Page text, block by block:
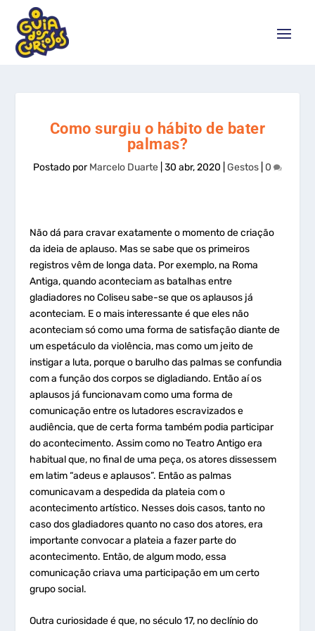
Como surgiu o hábito de bater
palmas?
Postado porMarcelo Duarte 30 abr, 2020 Gestos 0
Não dá para cravar exatamente o momento de criação
da ideia de aplauso. Mas se sabe que os primeiros
registros vêm de longa data. Por exemplo, na Roma
Antiga, quando aconteciam as batalhas entre
gladiadores no Coliseu sabe-se que os aplausos já
aconteciam. E o mais interessante é que eles não
aconteciam só como uma forma de satisfação diante de
um espetáculo da violência, mas como um jeito de
instigar a luta, porque o barulho das palmas se confundia
com a função dos corpos se digladiando. Então aí os
aplausos já funcionavam como uma forma de
comunicação entre os lutadores escravizados e
audiência, que de certa forma também podia participar
do acontecimento. Assim como no Teatro Antigo era
habitual que, no final de uma peça, os atores dissessem
em latim “adeus e aplausos”. Então as palmas
comunicavam a despedida da plateia com o
acontecimento artístico. Nesses dois casos, tanto no
caso dos gladiadores quanto no caso dos atores, era
importante convocar a plateia a fazer parte do
acontecimento. Então, de algum modo, essa
comunicação criava uma participação em um certo
grupo social.
Outra curiosidade é que, no século 17, no declínio do